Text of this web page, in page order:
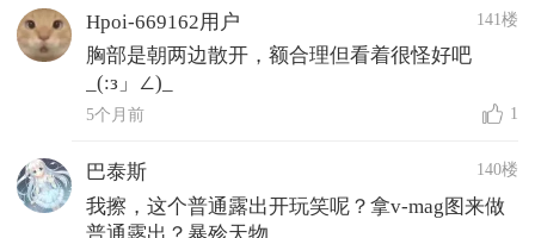
Hpoi-669162用户 141楼
胸部是朝两边散开，额合理但看着很怪好吧
_(:з」∠)_
5个月前 1
巴泰斯 140楼
我擦，这个普通露出开玩笑呢？拿v-mag图来做